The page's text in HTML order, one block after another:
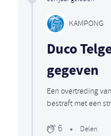
KAMPONG
Duco
gegeven
Een overtreding
bestraft met een
6 Delen